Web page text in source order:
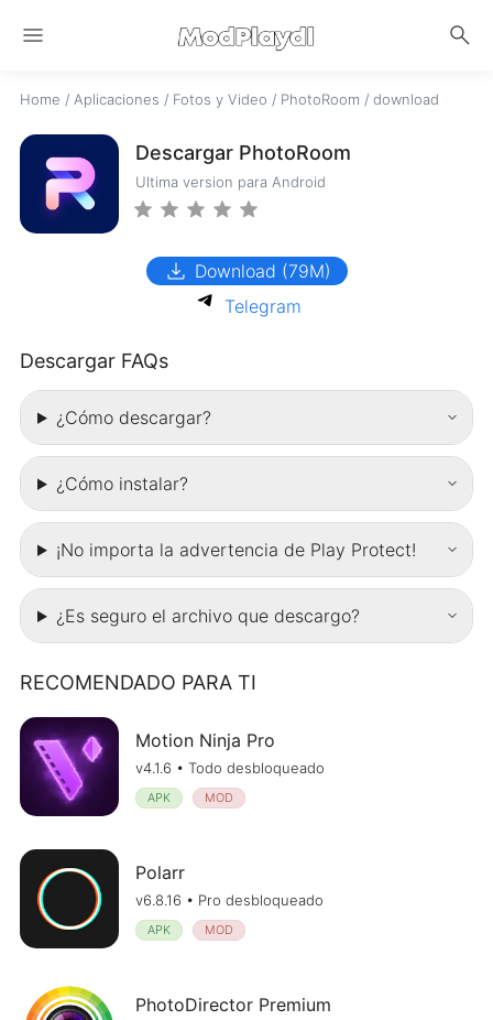
menu search
Home / Aplicaciones / Fotos y Video / PhotoRoom / download
Descargar PhotoRoom
Ultima version para Android
download Download (79M)
Telegram
Descargar FAQs
¿Cómo descargar?
¿Cómo instalar?
¡No importa la advertencia de Play Protect!
¿Es seguro el archivo que descargo?
RECOMENDADO PARA TI
Motion Ninja Pro
v4.1.6 • Todo desbloqueado
APK MOD
Polarr
v6.8.16 • Pro desbloqueado
APK MOD
PhotoDirector Premium